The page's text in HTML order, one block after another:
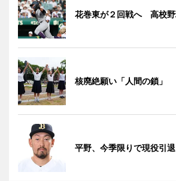
花巻東が２回戦へ 高校
核廃絶願い「人間の鎖」
平野、今季限りで現役引